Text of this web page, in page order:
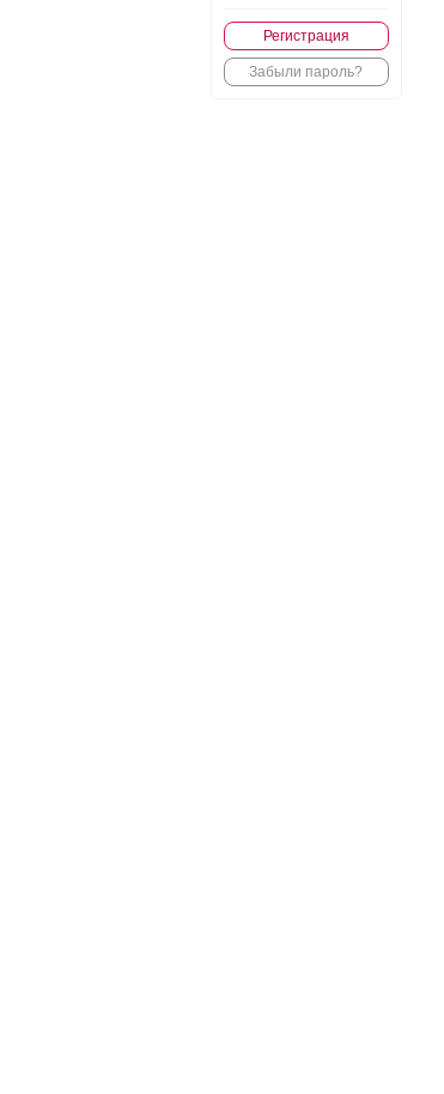
Регистрация
Забыли пароль?